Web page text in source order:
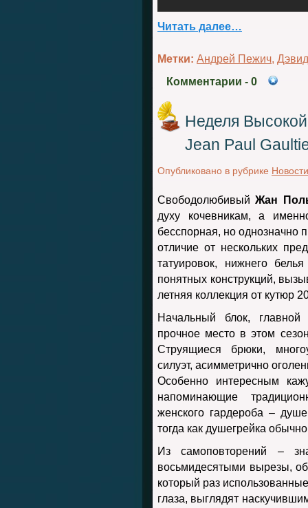
Читать далее…
Метки: Андрей Пежич,
Комментарии - 0
Неделя
Jean Paul
Опубликовано в рубрике Новости
СвободолюбивыйЖан
духу кочевникам, а
бесспорная, но однозначно
отличие от нескольких
татуировок, нижнего
понятных конструкций,
летняя коллекция от кутюр
Начальный блок,
прочное место в этом
Струящиеся брюки,
силуэт, асимметрично
Особенно интересным
напоминающие
женского гардероба –
тогда как душегрейка
Из самоповторений –
восьмидесятыми вырезы,
который раз
глаза, выглядят